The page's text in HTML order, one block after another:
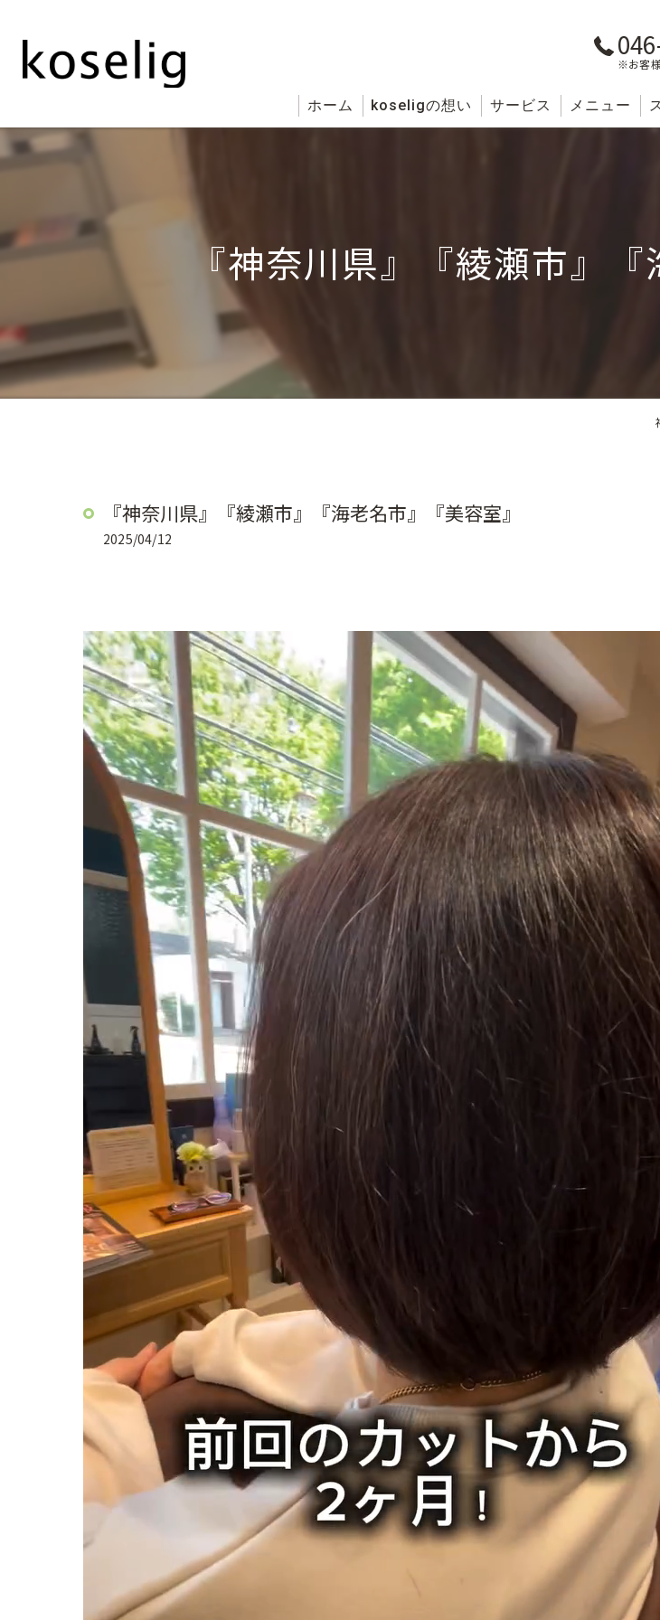
※お客
ホーム koseligの想い サービス メニュー
『神奈川県』『綾瀬市』『
『神奈川県』『綾瀬市』『海老名市』『美容室』
2025/04/12